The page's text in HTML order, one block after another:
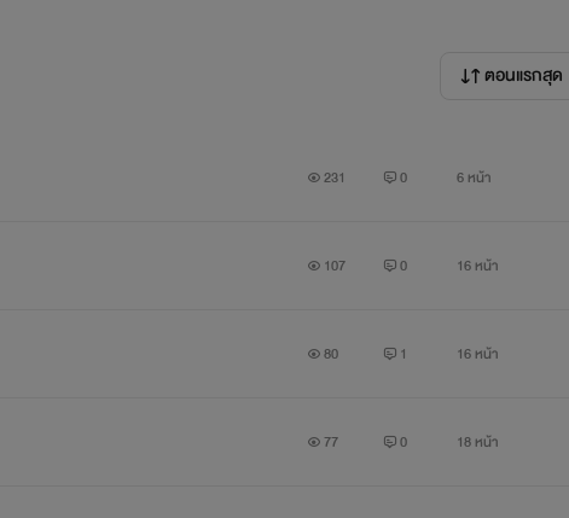
ตอนแรกสุด
231 0 6 หน้า
107 0 16 หน้า
80 1 16 หน้า
77 0 18 หน้า